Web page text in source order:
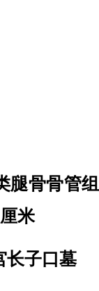
骨骨管
米
子口墓